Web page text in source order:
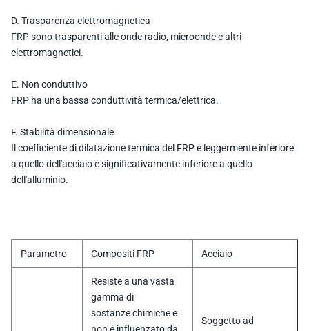
D. Trasparenza elettromagnetica
FRP sono trasparenti alle onde radio, microonde e altri
elettromagnetici.
E. Non conduttivo
FRP ha una bassa conduttività termica/elettrica.
F. Stabilità dimensionale
Il coefficiente di dilatazione termica del FRP è leggermente inferiore
a quello dell'acciaio e significativamente inferiore a quello
dell'alluminio.
Parametro Compositi FRP Acciaio
Resiste a una vasta
gamma di
sostanze chimiche e
Soggetto ad